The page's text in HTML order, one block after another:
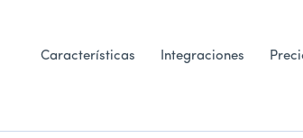
Características Integraciones